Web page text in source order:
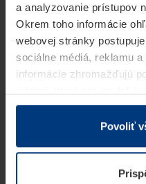
a analyzovanie prístupov
Okrem toho informácie
webovej stránky
sociálne médiá, reklamu
informácie zhromažďujú
v rámci Vášho
Z právneho hľadiska
prevádzku tejto stránky.
potrebujeme Vaše
Povoliť